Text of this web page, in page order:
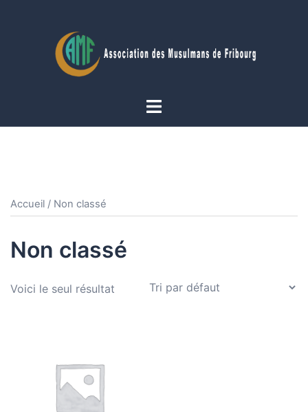
Ouvrir/fermer
Accueil / Non classé
Non classé
Voici le seul résultat